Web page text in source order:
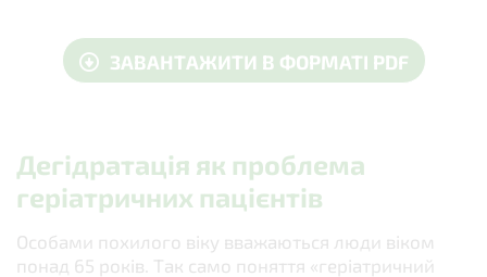
ЗАВАНТАЖИТИ В ФОРМАТI PDF
Дегідратація як проблема
геріатричних пацієнтів
Особами похилого віку вважаються люди віком
понад 65 років. Так само поняття «геріатричний